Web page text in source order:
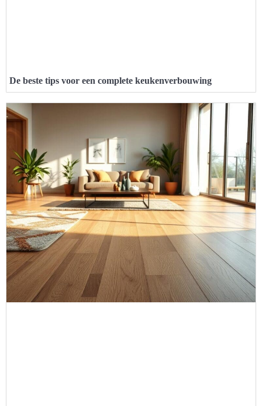
De beste tips voor een complete keukenverbouwing